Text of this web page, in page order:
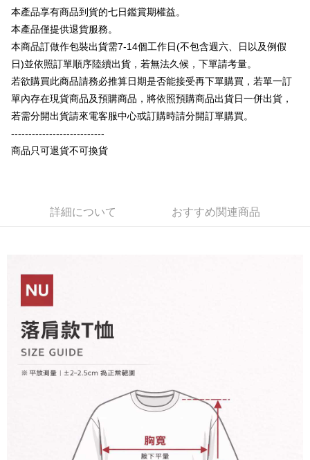
加の申請なしで即時に利用可能です。
2. 支払い方法で「OP Pay Later」を選択すると、注文が成立した後に自動
的に OP Pay Later の取引プロセスに移行し、携帯番号を確認後、分割払
いの回数や支払い期限を選択し、支払いを確認すると取引が完了します。
3. 実際の承認額、分割回数および費用については、後続の取引確認ページ
4. 注文成立後30分以内に確認取引を行わない場合や審査が通過しない場
合、注文は自動的にキャンセルされます。「転専審査」に未通過の状況が
発生した場合は、システムの評価基準に達していないことを意味し、評価
内容についての説明はいたしかねます。
大直営店舗／銀行振込／街口支払い／iPASS MONEY」などのチャネルで
って提供され、ユーザーが取引時に本サービスを通じて商品やサービスを
購入できるようにし、店舗が売買／分割払い売買の債権を当社に譲渡した
後、契約に基づいて当社の請求書で帳款を支払うことになります。
情報（名前、電話または住所を含む）を台湾大哥大に提供し、収集、処理
および利用するために、当社があなた本人と分割請求書に必要な情報の確
認、照合および修正を行います。
さい：https://oppay.tw/userRule
説明
一、 AFTEE代金後払いについて
1.お支払い方法でAFTEE代金後払いを選択すると、携帯電話認証ウィンド
ウが表示されます。
2.SMSで認証してお支払い手続を進めてください。
3.注文するときのお支払いは不要です。商品はご指定の住所に配送されま
4.ご注文が完了すると、携帯に支払い通知のSMSが届きます。アプリ会員
の場合は、AFTEE アプリプッシュ通知が届きます。
グでお支払いください。
き、限度額が設定されます。
2.決済金額は最低NT$20です。
3.現在、台湾の会員のみご利用いただけます。
三、利用規約「AFTEE代金後払い」（以下当サービスという）はネットプ
ロテクションズ（以下 AFTEE という）が提供し、AFTEEが代金を徴収し
ます。当サービスご利用の際に提供しなければならない個人情報（注文者
の氏名、電話番号、受取人の氏名、電話番号、受取人住所を含むがこれに
限らない）は、AFTEEに渡され当サービスで必要な範囲内で利用されま
す。AFTEEの個人情報の収集、処理、利用について、詳細はAFTEE公式ホ
ームページの『個人情報の収集、処理及び利用に関する声明』をご参照く
配送方法
全家付款取貨
配送毎にNT$65、NT$899以上で送料無料
付款後全家取貨
配送毎にNT$60、NT$899以上で送料無料
宅配
配送毎にNT$65、NT$899以上で送料無料
本產品享有商品到貨的七日鑑賞期權益。
本產品僅提供退貨服務。
本商品訂做作包裝出貨需7-14個工作日(不包含週六、日以及例假
日)並依照訂單順序陸續出貨，若無法久候，下單請考量。
若欲購買此商品請務必推算日期是否能接受再下單購買，若單一訂
單內存在現貨商品及預購商品，將依照預購商品出貨日一併出貨，
若需分開出貨請來電客服中心或訂購時請分開訂單購買。
---------------------------
商品只可退貨不可換貨
詳細について おすすめ関連商品